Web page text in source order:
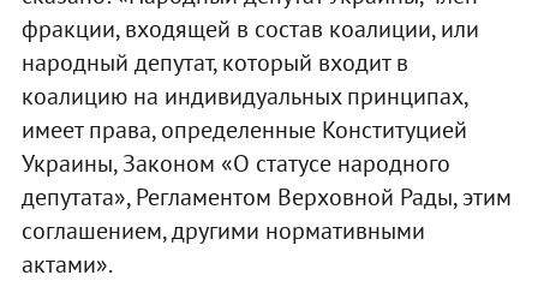
фракции, входящей в состав коалиции, или
народный депутат, который входит в
коалицию на индивидуальных принципах,
имеет права, определенные Конституцией
Украины, Законом «О статусе народного
депутата», Регламентом Верховной Рады, этим
соглашением, другими нормативными
актами».